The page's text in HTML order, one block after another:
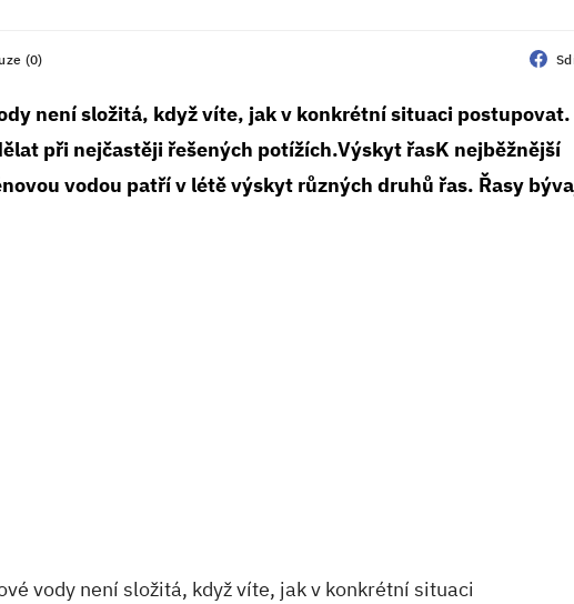
(0)
není složitá, když víte, jak v konkrétní situaci postupovat.
při nejčastěji řešených potížích.Výskyt řasK nejběžnější
vodou patří v létě výskyt různých druhů řas. Řasy
vody není složitá, když víte, jak v konkrétní situaci